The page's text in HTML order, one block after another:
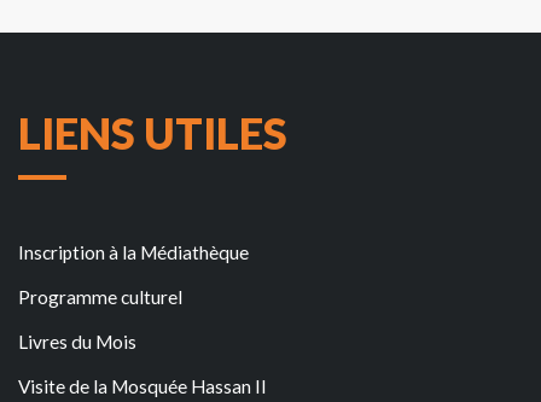
LIENS UTILES
Inscription à la Médiathèque
Programme culturel
Livres du Mois
Visite de la Mosquée Hassan II